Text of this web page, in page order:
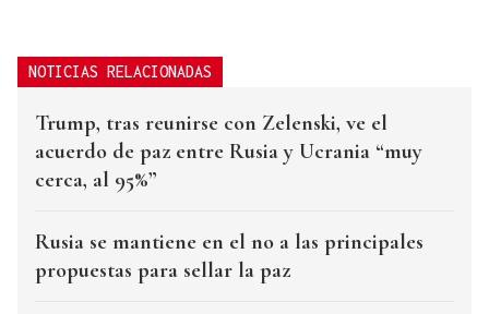
NOTICIAS RELACIONADAS
Trump, tras reunirse con Zelenski, ve el
acuerdo de paz entre Rusia y Ucrania “muy
cerca, al 95%”
Rusia se mantiene en el no a las principales
propuestas para sellar la paz